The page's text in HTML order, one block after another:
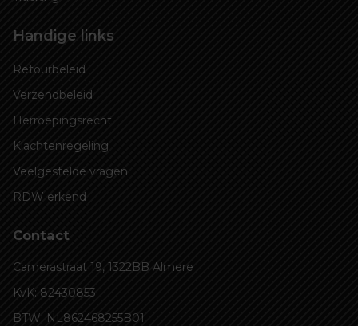
Handige links
Retourbeleid
Verzendbeleid
Herroepingsrecht
Klachtenregeling
Veelgestelde vragen
RDW erkend
Contact
Camerastraat 19, 1322BB Almere
KvK: 82430853
BTW: NL862468255B01